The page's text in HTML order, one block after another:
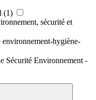
(1)
sécurité et
hygiène-
Sécurité Environnement -